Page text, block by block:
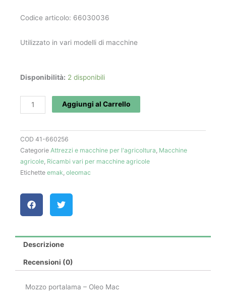
Codice articolo: 66030036
Utilizzato in vari modelli di macchine
Disponibilità: 2 disponibili
Mozzo
66030036
Oleo
Mac
quantità
Aggiungi al Carrello
COD 41-660256
Categorie Attrezzi e macchine per l'agricoltura, Macchine
agricole, Ricambi vari per macchine agricole
Etichette emak, oleomac
Descrizione
Recensioni (0)
Mozzo portalama – Oleo Mac